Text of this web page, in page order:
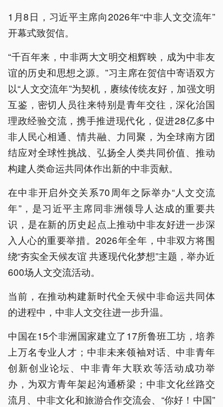
1月8日，习近平主席向2026年“中非人文交流年”
开幕式致贺信。
“千百年来，中非两大文明交相辉映，成为中非友
谊的历史和思想之源。”习主席在贺信中寄语双方
以“人文交流年”为契机，赓续传统友好，加强文明
互鉴，密切人员往来特别是青年交往，深化治国
理政经验交流，携手推进现代化，促进28亿多中
非人民心相通、情共融、力同聚，为全球南方团
结应对全球性挑战、弘扬全人类共同价值、推动
构建人类命运共同体作出新的中非贡献。
在中非开启外交关系70周年之际举办“人文交流
年”，是习近平主席同非洲领导人达成的重要共
识，是在新的历史起点上推动中非友好进一步深
入人心的重要举措。2026年全年，中非双方将围
绕“夯实全天候友谊 共逐现代化梦想”主题，举办近
600场人文交流活动。
当前，在推动构建新时代全天候中非命运共同体
的进程中，中非人文交往进一步升温。
中国在15个非洲国家建立了17所鲁班工坊，培养
上万名专业人才；中非未来领袖对话、中非青年
创新创业论坛、中非青年大联欢等活动成功举
办，为双方青年架起沟通桥梁；中非文化丝路交
流月、中非文化和旅游合作交流会、“你好！中国”